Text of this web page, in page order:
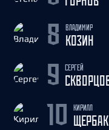
8 ВЛАДИМИР
КОЗИН
9 СЕРГЕЙ
КИРИЛЛ